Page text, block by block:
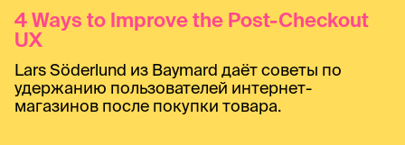
4 Ways to Improve the Post-Checkout
UX
Lars Söderlund из Baymard даёт советы по
удержанию пользователей интернет-
магазинов после покупки товара.